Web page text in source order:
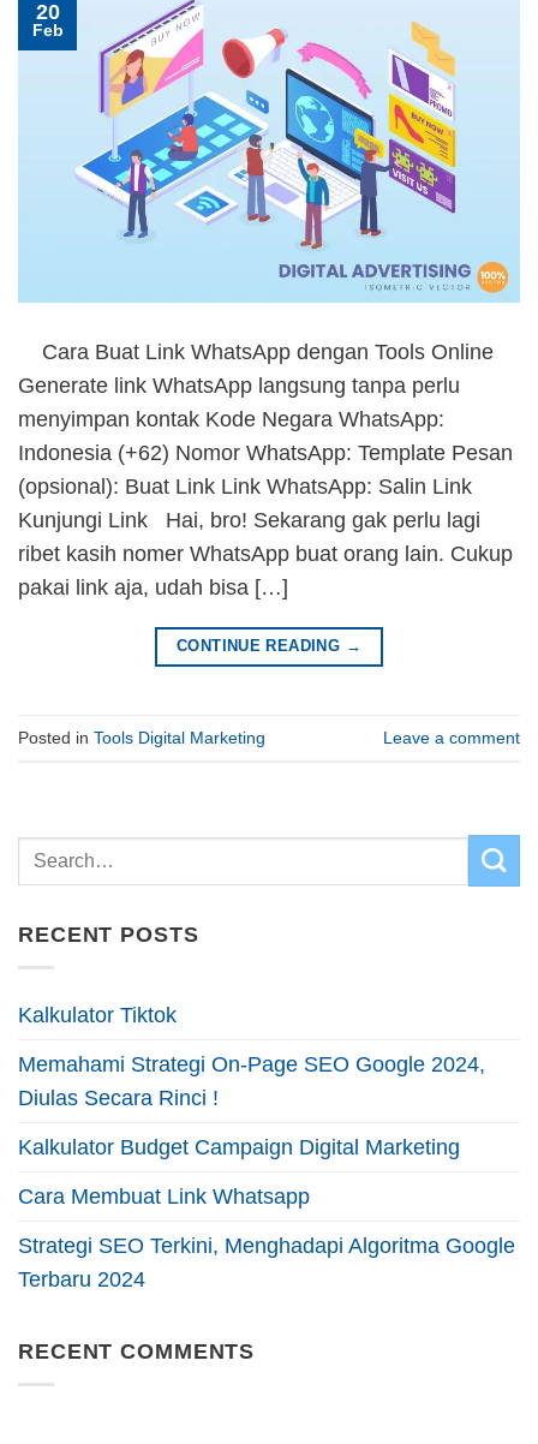
20
Feb
Cara Buat Link WhatsApp dengan Tools Online
Generate link WhatsApp langsung tanpa perlu
menyimpan kontak Kode Negara WhatsApp:
Indonesia (+62) Nomor WhatsApp: Template Pesan
(opsional): Buat Link Link WhatsApp: Salin Link
Kunjungi Link Hai, bro! Sekarang gak perlu lagi
ribet kasih nomer WhatsApp buat orang lain. Cukup
pakai link aja, udah bisa […]
CONTINUE READING →
Posted in Tools Digital Marketing Leave a comment
RECENT POSTS
Kalkulator Tiktok
Memahami Strategi On-Page SEO Google 2024,
Diulas Secara Rinci !
Kalkulator Budget Campaign Digital Marketing
Cara Membuat Link Whatsapp
Strategi SEO Terkini, Menghadapi Algoritma Google
Terbaru 2024
RECENT COMMENTS